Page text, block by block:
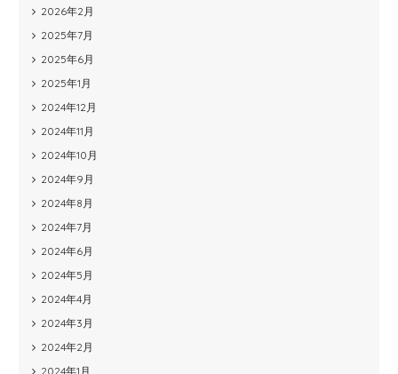
2026年2月
2025年7月
2025年6月
2025年1月
2024年12月
2024年11月
2024年10月
2024年9月
2024年8月
2024年7月
2024年6月
2024年5月
2024年4月
2024年3月
2024年2月
2024年1月